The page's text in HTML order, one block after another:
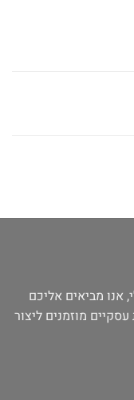
אנו מביאים אליכם
מוזמנים ליצור